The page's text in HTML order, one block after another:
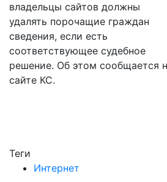
владельцы сайтов должны
удалять порочащие граждан
сведения, если есть
соответствующее судебное
решение. Об этом сообщается
сайте КС.
Теги
Интернет